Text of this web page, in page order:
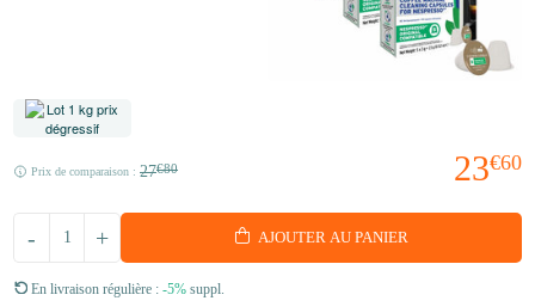
23€60
Prix de comparaison : 27€80
+
- AJOUTER AU PANIER
En livraison régulière : -5% suppl.